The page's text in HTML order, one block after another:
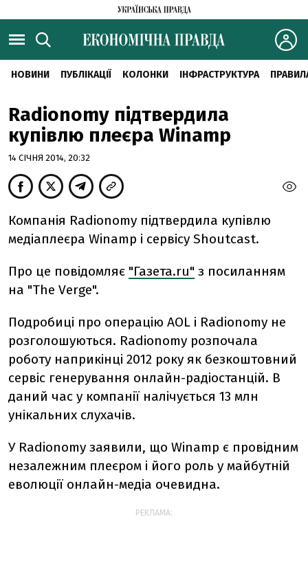
НОВИНИ ПУБЛІКАЦІЇ КОЛОНКИ ІНФРАСТРУКТУРА
Radionomy підтвердила
купівлю плеєра Winamp
14 СІЧНЯ 2014, 20:32
Компанія Radionomy підтвердила купівлю
медіаплеєра Winamp і сервісу Shoutcast.
Про це повідомляє "Газета.ru" з посиланням
на "The Verge".
Подробиці про операцію AOL і Radionomy не
розголошуються. Radionomy розпочала
роботу наприкінці 2012 року як безкоштовний
сервіс генерування онлайн-радіостанцій. В
даний час у компанії налічується 13 млн
унікальних слухачів.
У Radionomy заявили, що Winamp є провідним
незалежним плеєром і його роль у майбутній
еволюції онлайн-медіа очевидна.
РЕКЛАМА: